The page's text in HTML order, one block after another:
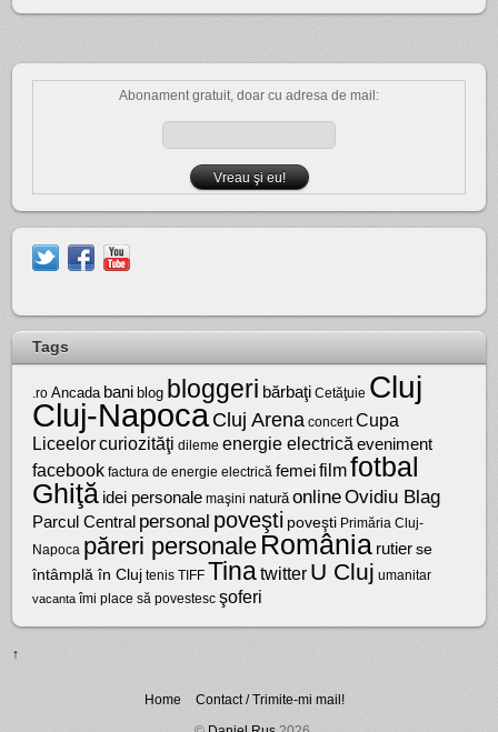
Abonament gratuit, doar cu adresa de mail:
Tags
.ro Ancada bani blog bloggeri bărbaţi Cetăţuie Cluj
Cluj-NapocaCluj Arena concert Cupa
Liceelorcuriozităţi dileme energie electrică eveniment
facebook factura de energie electrică femei filmfotbal
Ghiţă idei personale maşini natură onlineOvidiu Blag
Parcul Central personal poveşti poveşti Primăria Cluj-
Napoca păreri personale România rutier se
întâmplă în Cluj tenis TIFF Tinatwitter U Cluj umanitar
vacanta îmi place să povestesc şoferi
↑
Home Contact / Trimite-mi mail!